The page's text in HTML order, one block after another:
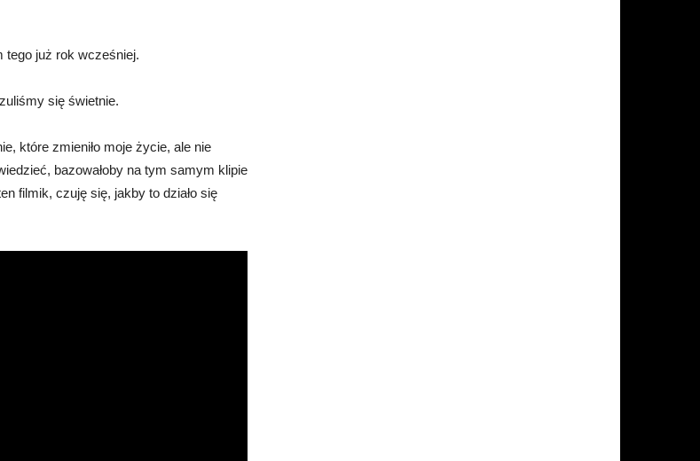
tego już rok wcześniej.
się świetnie.
które zmieniło moje życie, ale nie
bazowałoby na tym samym klipie
filmik, czuję się, jakby to działo się